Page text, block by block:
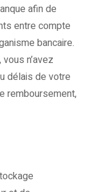
afin de
entre compte
bancaire.
n’avez
délais de votre
remboursement,